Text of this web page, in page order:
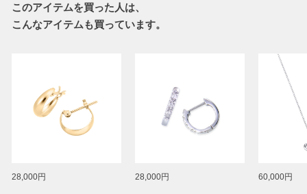
このアイテムを買った人は、
こんなアイテムも買っています。
28,000円 28,000円 60,000円